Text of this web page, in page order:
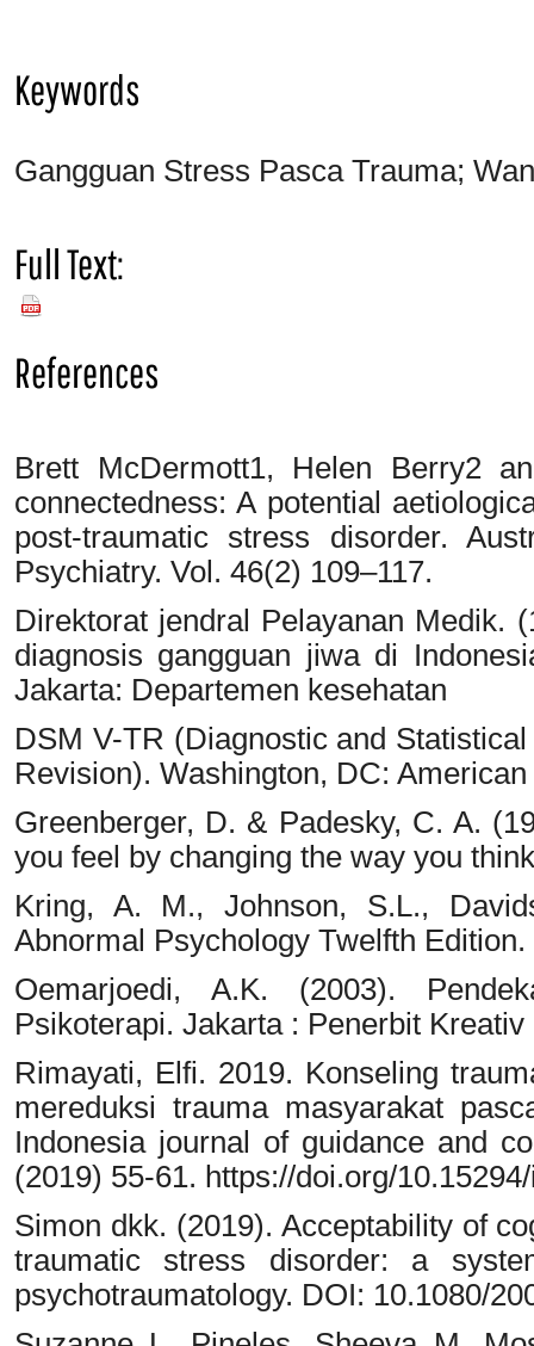
Keywords
Gangguan Stress Pasca Trauma;
Full Text:
PDF
References
Brett McDermott1, Helen Berry2
connectedness: A potential
post-traumatic stress disorder.
Psychiatry. Vol. 46(2) 109–117.
Direktorat jendral Pelayanan Medik.
diagnosis gangguan jiwa di
Jakarta: Departemen kesehatan
DSM V-TR (Diagnostic and
Revision). Washington, DC:
Greenberger, D. & Padesky, C. A.
you feel by changing the way you
Kring, A. M., Johnson, S.L.,
Abnormal Psychology Twelfth
Oemarjoedi, A.K. (2003).
Psikoterapi. Jakarta : Penerbit Kreativ
Rimayati, Elfi. 2019. Konseling
mereduksi trauma masyarakat
Indonesia journal of guidance and
(2019) 55-61. https://doi.org/
Simon dkk. (2019). Acceptability of
traumatic stress disorder: a
psychotraumatology. DOI: 10.1080/